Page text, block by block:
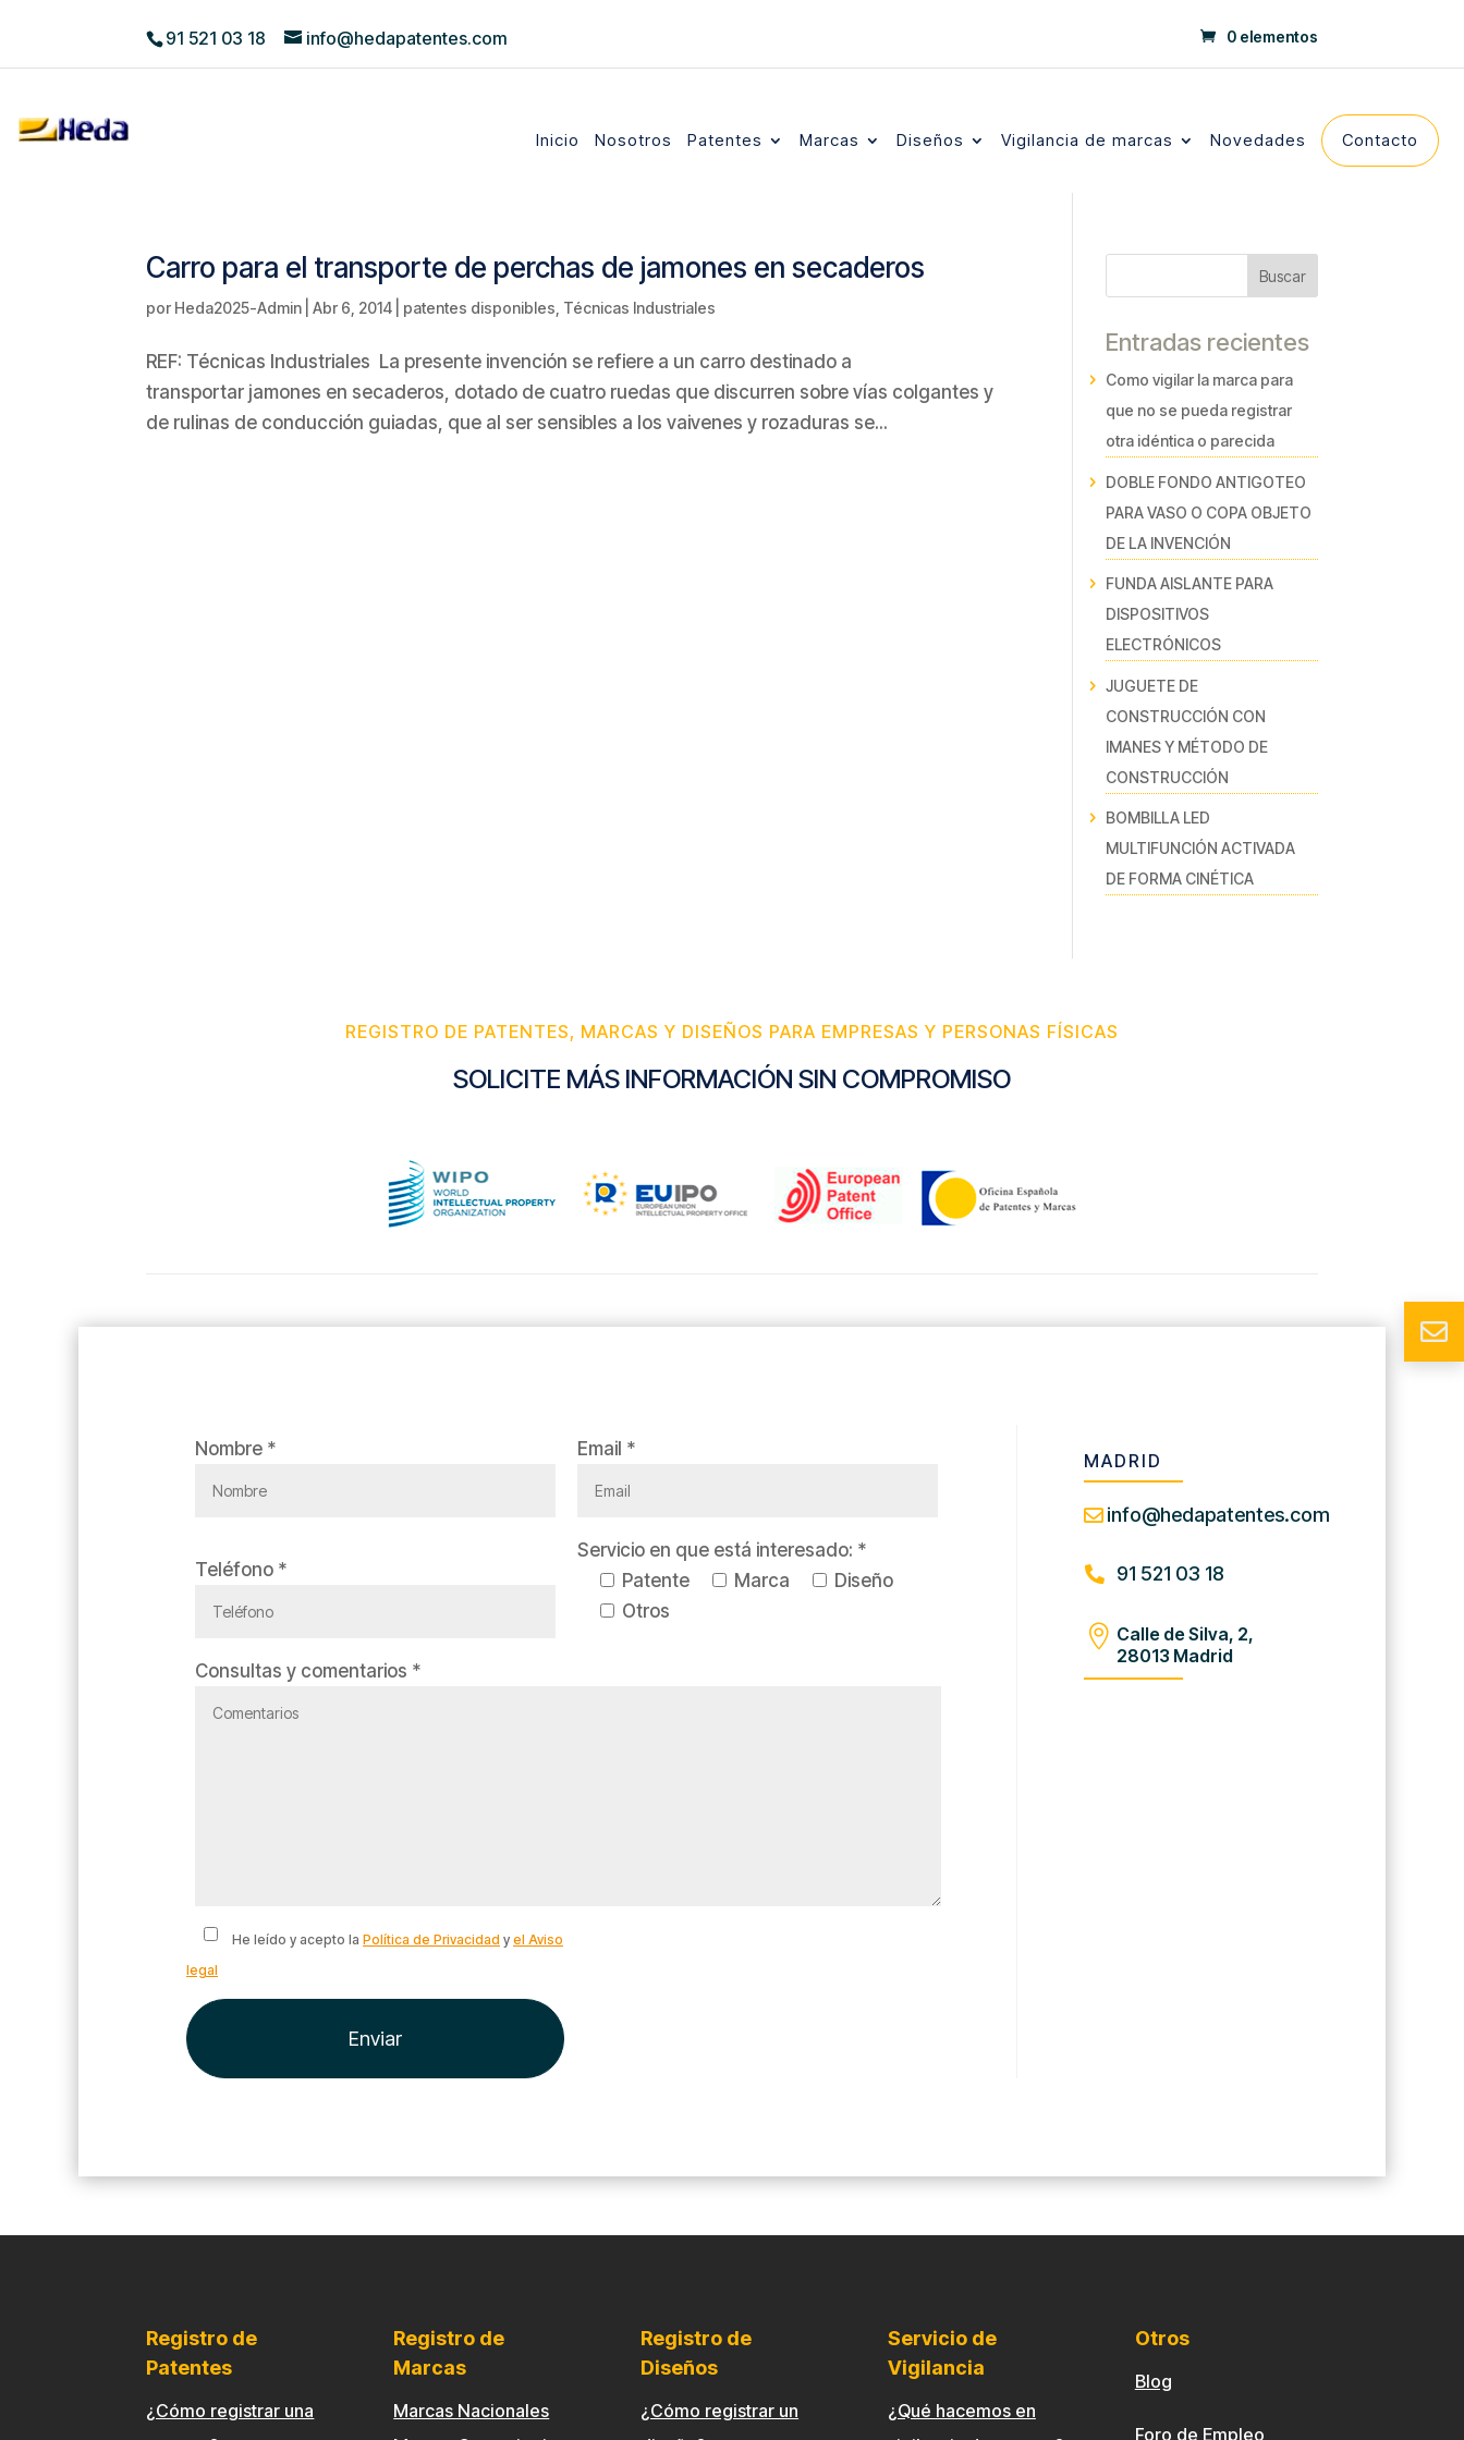
91 521 03 18 info@hedapatentes.com 0 elementos
Inicio Nosotros Patentes Marcas Diseños Vigilancia de marcas Novedades Contacto
Carro para el transporte de perchas de jamones en secaderos
por Heda2025-Admin |Abr 6, 2014 patentes disponibles Técnicas Industriales
REF: Técnicas Industriales La presente invención se refiere a un carro destinado a
transportar jamones en secaderos, dotado de cuatro ruedas que discurren sobre vías colgantes y
de rulinas de conducción guiadas, que al ser sensibles a los vaivenes y rozaduras se...
Buscar
Entradas recientes
Como vigilar la marca para
que no se pueda registrar
otra idéntica o parecida
DOBLE FONDO ANTIGOTEO
PARA VASO O COPA OBJETO
DE LA INVENCIÓN
FUNDA AISLANTE PARA
DISPOSITIVOS
ELECTRÓNICOS
JUGUETE DE
CONSTRUCCIÓN CON
IMANES Y MÉTODO DE
CONSTRUCCIÓN
BOMBILLA LED
MULTIFUNCIÓN ACTIVADA
DE FORMA CINÉTICA
REGISTRO DE PATENTES, MARCAS Y DISEÑOS PARA EMPRESAS Y PERSONAS FÍSICAS
SOLICITE MÁS INFORMACIÓN SIN COMPROMISO
Nombre * Email *
Teléfono *
Servicio en que está interesado: *
Patente
Marca
Diseño
Otros
Consultas y comentarios *
He leído y acepto la Política de Privacidad y el Aviso
legal
MADRID
 info@hedapatentes.com
 91 521 03 18
 Calle de Silva, 2,
28013 Madrid

Registro de
Patentes
¿Cómo registrar una
Registro de
Marcas
Marcas Nacionales
Registro de
Diseños
¿Cómo registrar un
Servicio de
Vigilancia
¿Qué hacemos en
Otros
Blog
Foro de Empleo